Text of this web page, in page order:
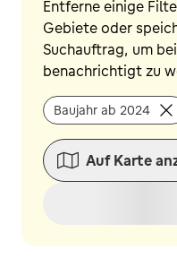
Entferne einige
Gebiete oder
Suchauftrag, um
benachrichtigt zu
Baujahr ab 2024
Auf Karte